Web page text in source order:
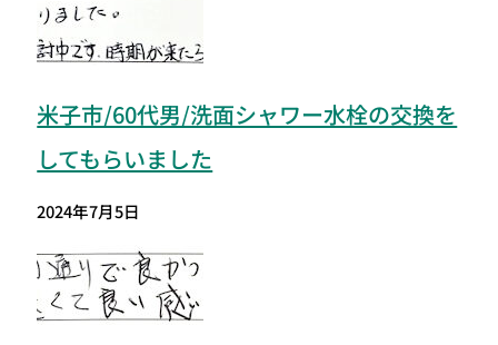
米子市/60代男/洗面シャワー水栓の交換を
してもらいました
2024年7月5日